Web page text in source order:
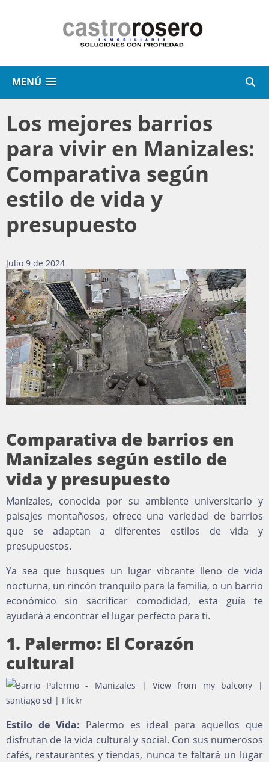
MENÚ
Los mejores barrios
para vivir en Manizales:
Comparativa según
estilo de vida y
presupuesto
Julio 9 de 2024
Comparativa de barrios en
Manizales según estilo de
vida y presupuesto
Manizales, conocida por su ambiente universitario y
paisajes montañosos, ofrece una variedad de barrios
que se adaptan a diferentes estilos de vida y
presupuestos.
Ya sea que busques un lugar vibrante lleno de vida
nocturna, un rincón tranquilo para la familia, o un barrio
económico sin sacrificar comodidad, esta guía te
ayudará a encontrar el lugar perfecto para ti.
1. Palermo: El Corazón
cultural
Estilo de Vida: Palermo es ideal para aquellos que
disfrutan de la vida cultural y social. Con sus numerosos
cafés, restaurantes y tiendas, nunca te faltará un lugar